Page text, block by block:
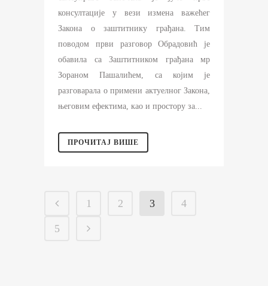
консултације у вези измена важећег
Закона о заштитнику грађана. Тим
поводом први разговор Обрадовић је
обавила са Заштитником грађана мр
Зораном Пашалићем, са којим је
разговарала о примени актуелног Закона,
његовим ефектима, као и простору за...
ПРОЧИТАЈ ВИШЕ
1 2 3 4
5